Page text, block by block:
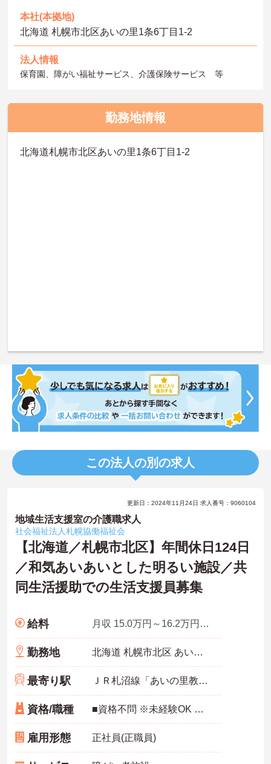
本社(本拠地)
北海道 札幌市北区あいの里1条6丁目1-2
法人情報
保育園、障がい福祉サービス、介護保険サービス 等
勤務地情報
北海道札幌市北区あいの里1条6丁目1-2
この法人の別の求人
更新日：2024年11月24日 求人番号：9060104
地域生活支援室の介護職求人
社会福祉法人札幌協働福祉会
【北海道／札幌市北区】年間休日124日
／和気あいあいとした明るい施設／共
同生活援助での生活支援員募集
給料 月収 15.0万円～16.2万円程度 諸手当込み
勤務地 北海道 札幌市北区 あいの里4条5丁目9-1
最寄り駅 ＪＲ札沼線「あいの里教育大駅」徒歩15分
資格/職種 ■資格不問 ※未経験OK ※介護職員初任者研修（ヘルパー2級）以上歓迎 ※要普通運転免許（ＡＴ可）
雇用形態 正社員(正職員)